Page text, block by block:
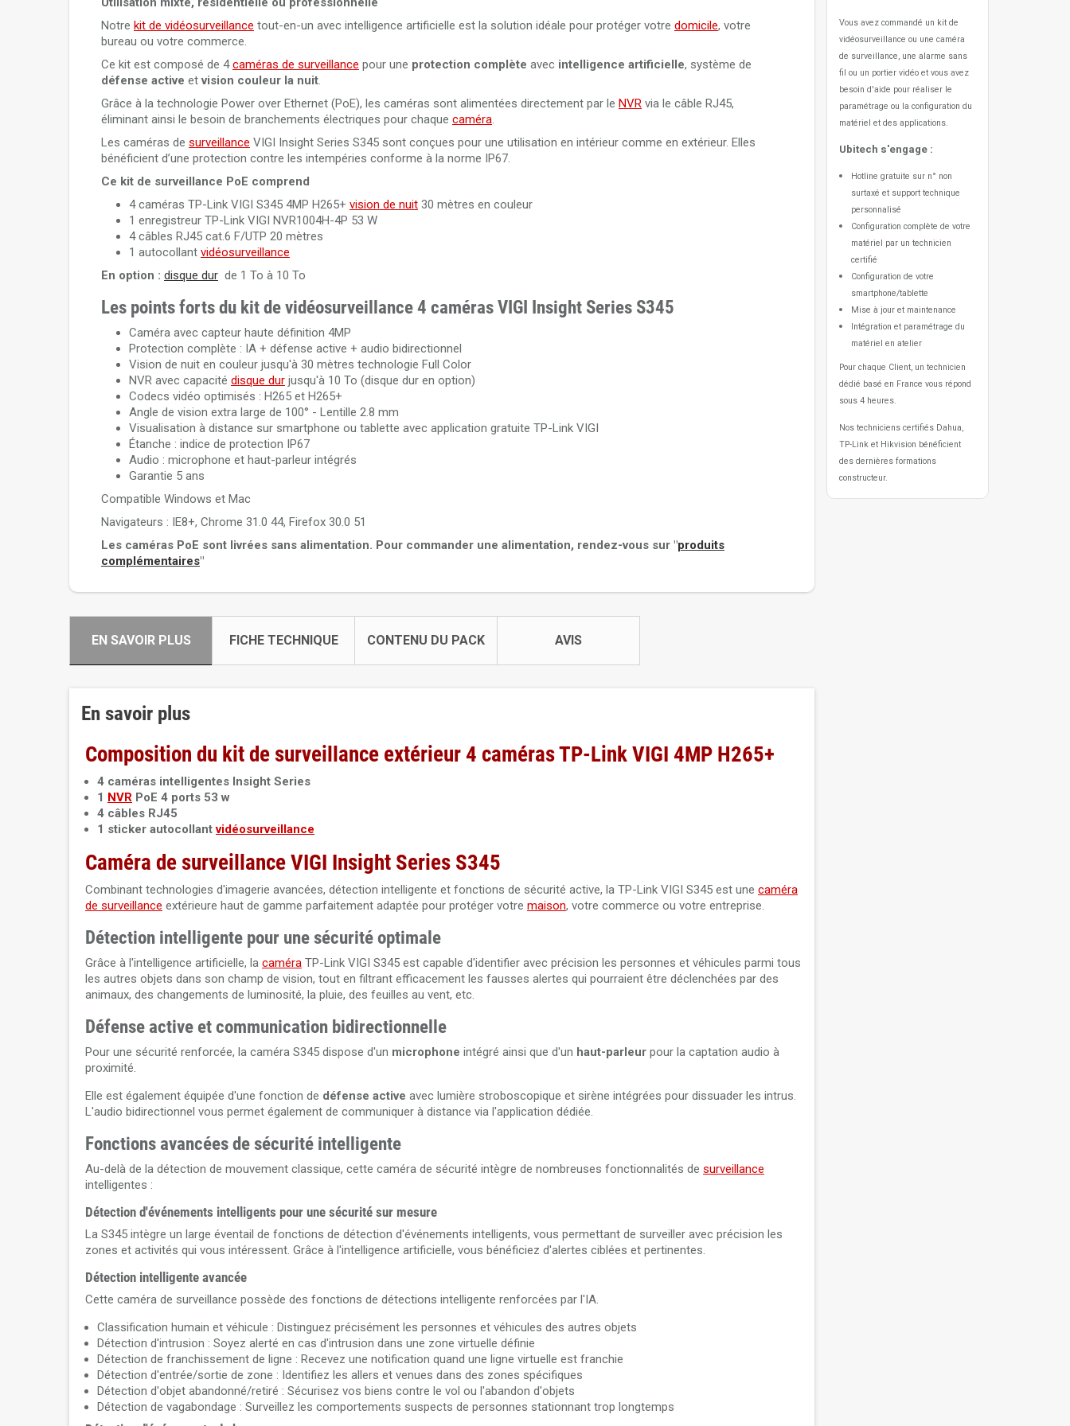
3840x2160@60Hz
Notre kit de vidéosurveillance tout-en-un avec intelligence artificielle est la solution idéale pour protéger votre domicile, votre
bureau ou votre commerce.
Ce kit est composé de 4caméras de surveillance pour une protection complète avec intelligence artificielle, système de
défense active etvision couleur la nuit.
Grâce à la technologie Power over Ethernet (PoE), les caméras sont alimentées directement par le NVR via le câble RJ45,
éliminant ainsi le besoin de branchements électriques pour chaque caméra.
Les caméras de surveillance VIGI Insight Series S345 sont conçues pour une utilisation en intérieur comme en extérieur. Elles
bénéficient d’une protection contre les intempéries conforme à la norme IP67.
Ce kit de surveillance PoE comprend
4 caméras TP-Link VIGI S345 4MP H265+ vision de nuit 30 mètres en couleur
1 enregistreur TP-Link VIGI NVR1004H-4P 53 W
4 câbles RJ45 cat.6 F/UTP 20 mètres
1 autocollant vidéosurveillance
En option : disque dur de 1 To à 10 To
Les points forts du kit de vidéosurveillance 4 caméras VIGI Insight Series S345
Caméra avec capteur haute définition 4MP
Protection complète : IA + défense active + audio bidirectionnel
Vision de nuit en couleur jusqu'à 30 mètres technologie Full Color
NVR avec capacité disque dur jusqu'à 10 To (disque dur en option)
Codecs vidéo optimisés : H265 et H265+
Angle de vision extra large de 100° - Lentille 2.8 mm
Visualisation à distance sur smartphone ou tablette avec application gratuite TP-Link VIGI
Étanche : indice de protection IP67
Audio : microphone et haut-parleur intégrés
Garantie 5 ans
Compatible Windows et Mac
Navigateurs : IE8+, Chrome 31.0 44, Firefox 30.0 51
Les caméras PoE sont livrées sans alimentation. Pour commander une alimentation, rendez-vous sur "produits
complémentaires"
EN SAVOIR PLUS FICHE TECHNIQUE CONTENU DU PACK AVIS
En savoir plus
Composition du kit de surveillance extérieur 4 caméras TP-Link VIGI 4MP H265+
4 caméras intelligentes Insight Series
1 NVR PoE 4 ports 53 w
4 câbles RJ45
1 sticker autocollantvidéosurveillance
Caméra de surveillance VIGI Insight Series S345
Combinant technologies d'imagerie avancées, détection intelligente et fonctions de sécurité active, la TP-Link VIGI S345 est une caméra
de surveillance extérieure haut de gamme parfaitement adaptée pour protéger votre maison, votre commerce ou votre entreprise.
Détection intelligente pour une sécurité optimale
Grâce à l'intelligence artificielle, la caméra TP-Link VIGI S345 est capable d'identifier avec précision les personnes et véhicules parmi tous
les autres objets dans son champ de vision, tout en filtrant efficacement les fausses alertes qui pourraient être déclenchées par des
animaux, des changements de luminosité, la pluie, des feuilles au vent, etc.
Défense active et communication bidirectionnelle
Pour une sécurité renforcée, la caméra S345 dispose d'un microphone intégré ainsi que d'un haut-parleur pour la captation audio à
proximité.
Elle est également équipée d'une fonction de défense active avec lumière stroboscopique et sirène intégrées pour dissuader les intrus.
L'audio bidirectionnel vous permet également de communiquer à distance via l'application dédiée.
Fonctions avancées de sécurité intelligente
Au-delà de la détection de mouvement classique, cette caméra de sécurité intègre de nombreuses fonctionnalités de surveillance
intelligentes :
Détection d'événements intelligents pour une sécurité sur mesure
La S345 intègre un large éventail de fonctions de détection d'événements intelligents, vous permettant de surveiller avec précision les
zones et activités qui vous intéressent. Grâce à l'intelligence artificielle, vous bénéficiez d'alertes ciblées et pertinentes.
Détection intelligente avancée
Cette caméra de surveillance possède des fonctions de détections intelligente renforcées par l'IA.
Classification humain et véhicule : Distinguez précisément les personnes et véhicules des autres objets
Détection d'intrusion : Soyez alerté en cas d'intrusion dans une zone virtuelle définie
Détection de franchissement de ligne : Recevez une notification quand une ligne virtuelle est franchie
Détection d'entrée/sortie de zone : Identifiez les allers et venues dans des zones spécifiques
Détection d'objet abandonné/retiré : Sécurisez vos biens contre le vol ou l'abandon d'objets
Détection de vagabondage : Surveillez les comportements suspects de personnes stationnant trop longtemps
Vous avez commandé un kit de
vidéosurveillance ou une caméra
de surveillance, une alarme sans
fil ou un portier vidéo et vous avez
besoin d'aide pour réaliser le
paramétrage ou la configuration du
matériel et des applications.
Ubitech s'engage :
Hotline gratuite sur n° non
surtaxé et support technique
personnalisé
Configuration complète de votre
matériel par un technicien
certifié
Configuration de votre
smartphone/tablette
Mise à jour et maintenance
Intégration et paramétrage du
matériel en atelier
Pour chaque Client, un technicien
dédié basé en France vous répond
sous 4 heures.
Nos techniciens certifiés Dahua,
TP-Link et Hikvision bénéficient
des dernières formations
constructeur.